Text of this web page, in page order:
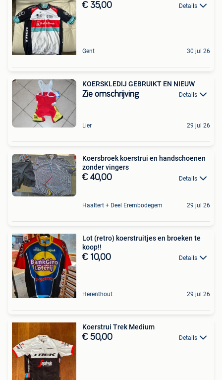
€ 35,00 Details
Gent 30 jul 26
KOERSKLEDIJ GEBRUIKT EN NIEUW
Zie omschrijving Details
Lier 29 jul 26
Koersbroek koerstrui en handschoenen
zonder vingers
€ 40,00 Details
Haaltert + Deel Erembodegem 29 jul 26
Lot (retro) koerstruitjes en broeken te
koop!!
€ 10,00 Details
Herenthout 29 jul 26
Koerstrui Trek Medium
€ 50,00 Details